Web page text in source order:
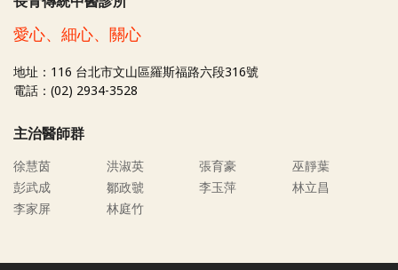
愛心、細心、關心
地址：116 台北市文山區羅斯福路六段316號
電話：(02) 2934-3528
主治醫師群
徐慧茵 洪淑英 張育豪
巫靜葉
彭武成
鄒政虢 李玉萍
林立昌
李家屏
林庭竹